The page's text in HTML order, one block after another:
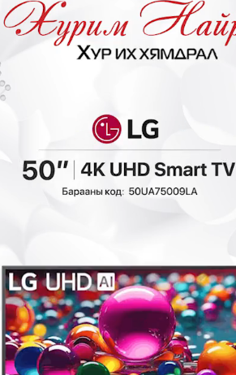
- 135,800₮
LINSY - Хоолны
сандал LS531S4
Гал тогооны өрөө
LINSY - Хоолны
сандал HB3S
Гал тогооны өрөө